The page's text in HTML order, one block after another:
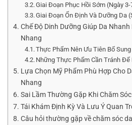
Giai Đoạn Phục Hồi Sớm (Ngày 3-
Giai Đoạn Ổn Định Và Dưỡng Da
Chế Độ Dinh Dưỡng Giúp Da
Nhang
Thực Phẩm Nên Ưu Tiên Bổ Sung
Những Thực Phẩm Cần Tránh Để
Lựa Chọn Mỹ Phẩm Phù Hợp Cho
Nhang
Sai Lầm Thường Gặp Khi Chăm
Tái Khám Định Kỳ Và Lưu Ý Quan
Câu hỏi thường gặp về chăm sóc